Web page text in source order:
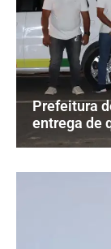
Prefeitura
entrega de